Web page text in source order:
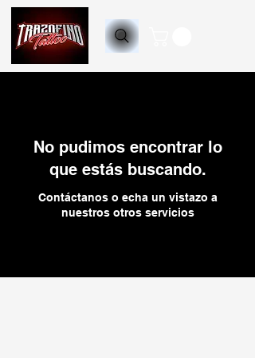
No pudimos encontrar lo
que estás buscando.
Contáctanos o echa un vistazo a
nuestros otros servicios